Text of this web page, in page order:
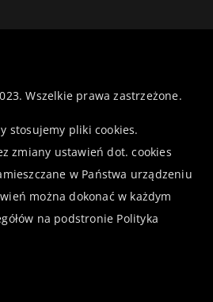
Wszelkie prawa zastrzeżone.
stosujemy pliki cookies.
zmiany ustawień dot. cookies
w Państwa urządzeniu
można dokonać w każdym
na podstronie Polityka